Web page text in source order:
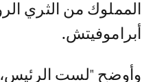
المملوك من الثري
أبراموفيتش.
وأوضح "لست